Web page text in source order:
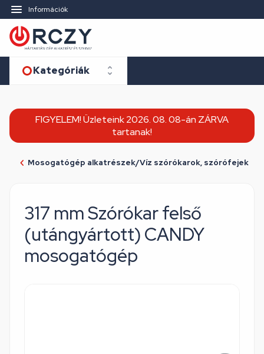
Információk
Kategóriák
FIGYELEM! Üzleteink 2026. 08. 08-án ZÁRVA
tartanak!
Mosogatógép alkatrészek/Víz szórókarok, szórófejek
317 mm Szórókar felső
(utángyártott) CANDY
mosogatógép